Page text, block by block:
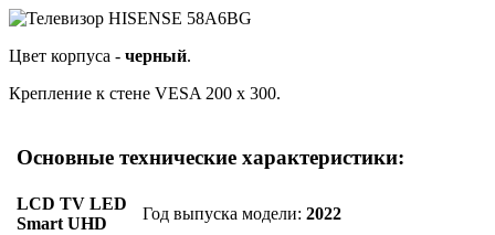
Цвет корпуса - черный.
Крепление к стене VESA 200 x 300.
Основные технические характеристики:
LCD TV LED
Smart UHD
Год выпуска модели:2022